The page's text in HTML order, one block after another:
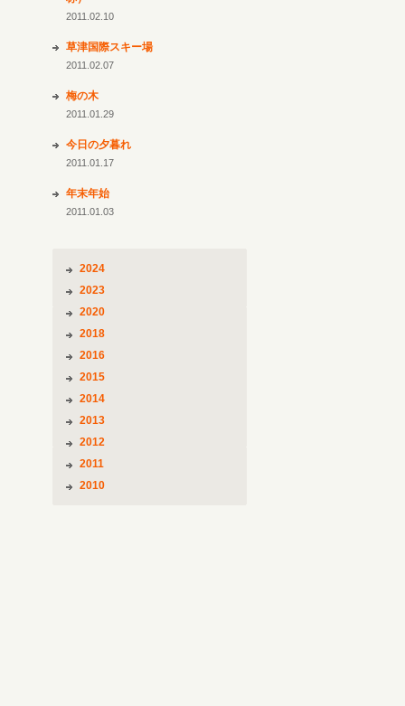
2011.02.10
草津国際スキー場
2011.02.07
梅の木
2011.01.29
今日の夕暮れ
2011.01.17
年末年始
2011.01.03
2024
2023
2020
2018
2016
2015
2014
2013
2012
2011
2010